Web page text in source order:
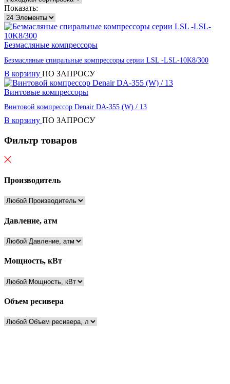
Показать:
Безмасляные компрессоры
Безмасляные спиральные компрессоры серии LSL -LSL-10K8/300
В корзину ПО ЗАПРОСУ
Винтовые компрессоры
Винтовой компрессор Denair DA-355 (W) / 13
В корзину ПО ЗАПРОСУ
Фильтр товаров
Производитель
Давление, атм
Мощность, кВт
Объем ресивера